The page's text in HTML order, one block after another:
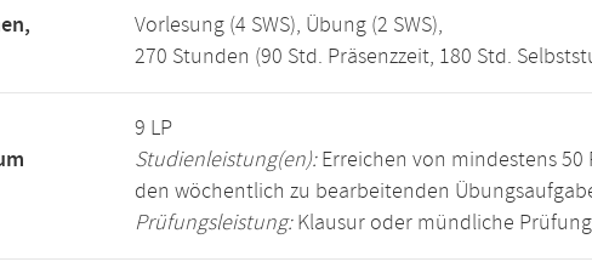
Vorlesung (4 SWS), Übung (2 SWS),
270 Stunden (90 Std. Präsenzzeit, 180 Std.
9 LP
Studienleistung(en):Erreichen von mindestens 50
den wöchentlich zu bearbeitenden
Prüfungsleistung:Klausur oder mündliche Prüfung